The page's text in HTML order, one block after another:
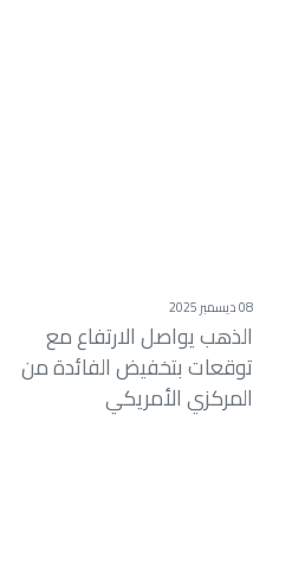
08 ديسمبر 2025
الذهب يواصل الارتفاع مع
توقعات بتخفيض الفائدة من
المركزي الأمريكي